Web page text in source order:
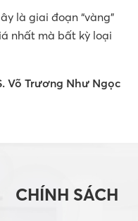
là giai đoạn “vàng”
nhất mà bất kỳ loại
Võ Trương Như Ngọc
CHÍNH SÁCH